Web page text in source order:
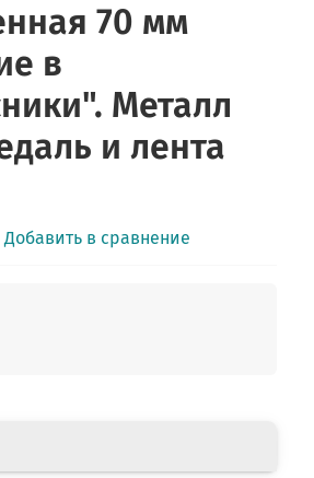
70 мм
в
Металл
и лента
Добавить в сравнение